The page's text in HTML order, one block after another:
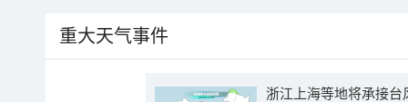
重大天气事件
浙江上海等地将承接台